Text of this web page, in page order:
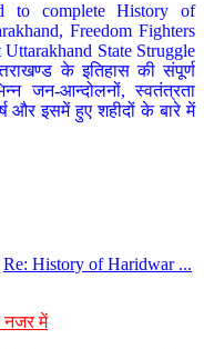
to complete History of
Freedom Fighters
State Struggle
के इतिहास की संपूर्ण
जन-आन्दोलनों, स्वतंत्रता
और इसमें हुए शहीदों के बारे में
Re: History of Haridwar ...
नजर में